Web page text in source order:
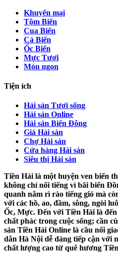
Khuyến mại
Tôm Biển
Cua Biển
Cá Biển
Ốc Biển
Mực Tươi
Món ngon
Tiện ích
Hải sản Tươi sống
Hải sản Online
Hải sản Biển Đông
Giá Hải sản
Chợ Hải sản
Cửa hàng Hải sản
Siêu thị Hải sản
Tiền Hải là một huyện ven biển
không chỉ nổi tiếng vì bãi biển
quanh năm rì rào tiếng gió mà
với các hồ, ao, đầm, sông, ngòi
Ốc, Mực. Đến với Tiền Hải là
chất phác trong cuộc sống; cần
sản Tiền Hải Online là cầu nối
dân Hà Nội dễ dàng tiếp cận với
chất lượng cao từ quê hương